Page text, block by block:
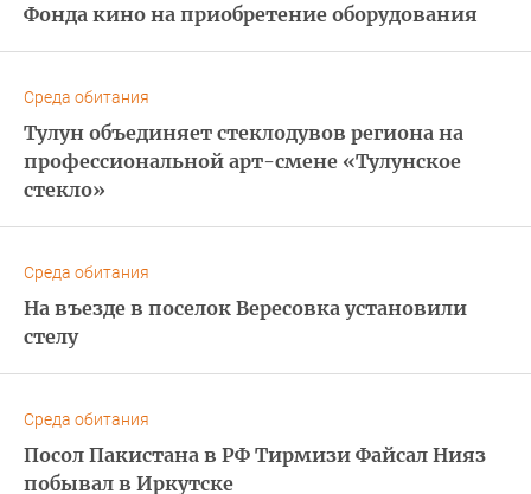
Фонда кино на приобретение оборудования
Среда обитания
Тулун объединяет стеклодувов региона на
профессиональной арт-смене «Тулунское
стекло»
Среда обитания
На въезде в поселок Вересовка установили
стелу
Среда обитания
Посол Пакистана в РФ Тирмизи Файсал Нияз
побывал в Иркутске